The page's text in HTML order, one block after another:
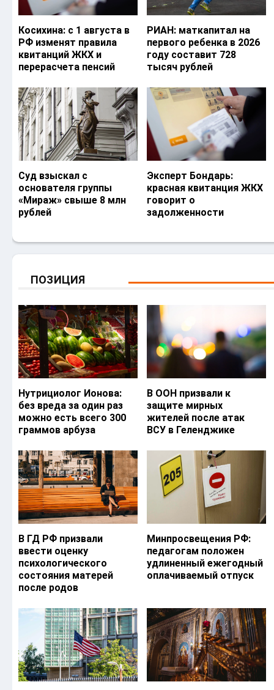
Косихина: с 1 августа в
РФ изменят правила
квитанций ЖКХ и
перерасчета пенсий
РИАН: маткапитал на
первого ребенка в 2026
году составит 728
тысяч рублей
Суд взыскал с
основателя группы
«Мираж» свыше 8 млн
рублей
Эксперт Бондарь:
красная квитанция ЖКХ
говорит о
задолженности
ПОЗИЦИЯ
Нутрициолог Ионова:
без вреда за один раз
можно есть всего 300
граммов арбуза
В ООН призвали к
защите мирных
жителей после атак
ВСУ в Геленджике
В ГД РФ призвали
ввести оценку
психологического
состояния матерей
после родов
Минпросвещения РФ:
педагогам положен
удлиненный ежегодный
оплачиваемый отпуск